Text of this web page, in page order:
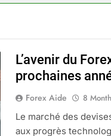
L’avenir du
prochaines
Forex Aide 8
Le marché des
aux progrès